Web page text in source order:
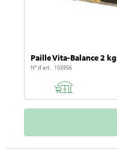
Paille Vita-Balance 2 kg
N° d'art. 103956